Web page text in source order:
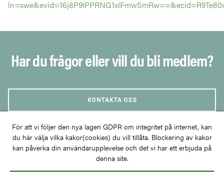
Har du frågor eller vill du bli medlem?
KONTAKTA OSS
BLI MEDLEM
För att vi följer den nya lagen GDPR om integritet på internet, kan
du här välja vilka kakor(cookies) du vill tillåta. Blockering av kakor
kan påverka din användarupplevelse och det vi har ett erbjuda på
denna site.